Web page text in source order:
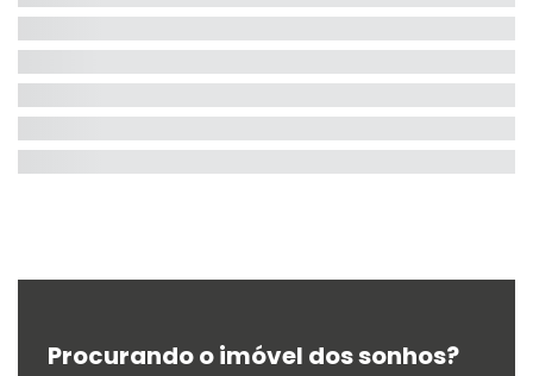
Procurando o imóvel dos sonhos?